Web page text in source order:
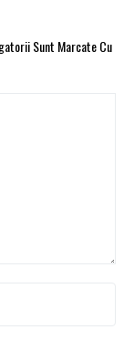
Sunt Marcate Cu